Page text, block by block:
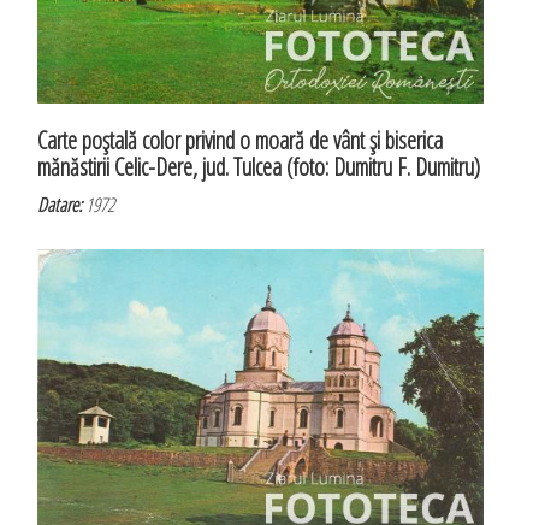
Carte poştală color privind o moară de vânt şi biserica
mănăstirii Celic-Dere, jud. Tulcea (foto: Dumitru F. Dumitru)
Datare:1972